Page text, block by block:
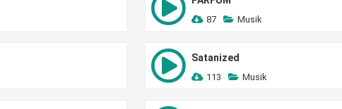
87 Musik
Satanized
113 Musik